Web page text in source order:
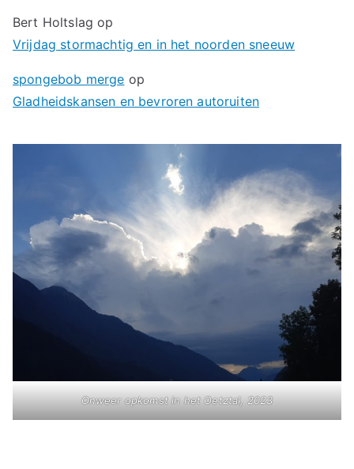
Bert Holtslag op
Vrijdag stormachtig en in het noorden sneeuw
spongebob merge op
Gladheidskansen en bevroren autoruiten
Onweer opkomst in het Oetztal, 2023